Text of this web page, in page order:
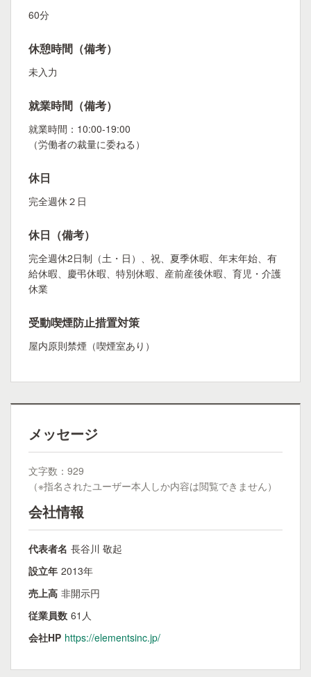
60分
休憩時間（備考）
未入力
就業時間（備考）
就業時間：10:00-19:00
（労働者の裁量に委ねる）
休日
完全週休２日
休日（備考）
完全週休2日制（土・日）、祝、夏季休暇、年末年始、有
給休暇、慶弔休暇、特別休暇、産前産後休暇、育児・介護
休業
受動喫煙防止措置対策
屋内原則禁煙（喫煙室あり）
メッセージ
文字数：929
（※指名されたユーザー本人しか内容は閲覧できません）
会社情報
代表者名 長谷川 敬起
設立年 2013年
売上高 非開示円
従業員数 61人
会社HP https://elementsinc.jp/